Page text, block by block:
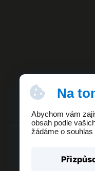
Na
Abychom vám
obsah podle
žádáme o